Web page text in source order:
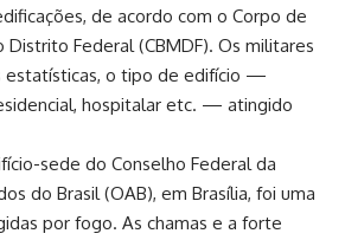
de acordo com o Corpo de
Federal (CBMDF). Os militares
estatísticas, o tipo de edifício —
hospitalar etc. — atingido
sede do Conselho Federal da
do Brasil (OAB), em Brasília, foi uma
por fogo. As chamas e a forte